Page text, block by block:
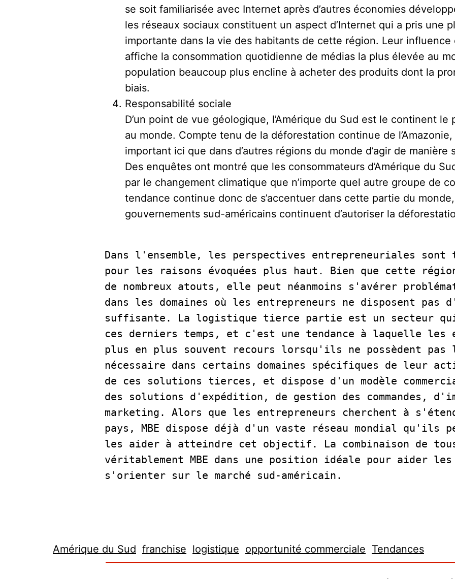
se soit familiarisée avec Internet après d’autres économies
les réseaux sociaux constituent un aspect d’Internet qui a pris une
importante dans la vie des habitants de cette région. Leur
affiche la consommation quotidienne de médias la plus élevée au
population beaucoup plus encline à acheter des produits dont la
biais.
Responsabilité sociale
D’un point de vue géologique, l’Amérique du Sud est le continent
au monde. Compte tenu de la déforestation continue de
important ici que dans d’autres régions du monde d’agir de
Des enquêtes ont montré que les consommateurs d’Amérique du
par le changement climatique que n’importe quel autre groupe de
tendance continue donc de s’accentuer dans cette partie du
gouvernements sud-américains continuent d’autoriser la
Dans l'ensemble, les perspectives entrepreneuriales sont
pour les raisons évoquées plus haut. Bien que cette région
de nombreux atouts, elle peut néanmoins s'avérer
dans les domaines où les entrepreneurs ne disposent pas
suffisante. La logistique tierce partie est un secteur
ces derniers temps, et c'est une tendance à laquelle les
plus en plus souvent recours lorsqu'ils ne possèdent
nécessaire dans certains domaines spécifiques de leur
de ces solutions tierces, et dispose d'un modèle
des solutions d'expédition, de gestion des commandes,
marketing. Alors que les entrepreneurs cherchent à
pays, MBE dispose déjà d'un vaste réseau mondial qu'ils
les aider à atteindre cet objectif. La combinaison de
véritablement MBE dans une position idéale pour aider
s'orienter sur le marché sud-américain.
Amérique du Sud franchise logistique opportunité commerciale Tendances